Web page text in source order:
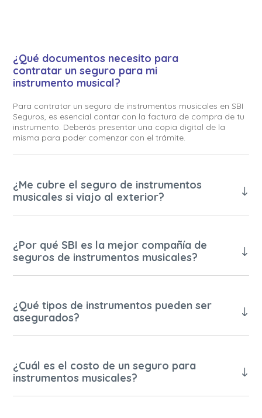
¿Qué documentos necesito para
contratar un seguro para mi
instrumento musical?
Para contratar un seguro de instrumentos musicales en SBI
Seguros, es esencial contar con la factura de compra de tu
instrumento. Deberás presentar una copia digital de la
misma para poder comenzar con el trámite.
¿Me cubre el seguro de instrumentos
musicales si viajo al exterior?
¿Por qué SBI es la mejor compañía de
seguros de instrumentos musicales?
¿Qué tipos de instrumentos pueden ser
asegurados?
¿Cuál es el costo de un seguro para
instrumentos musicales?